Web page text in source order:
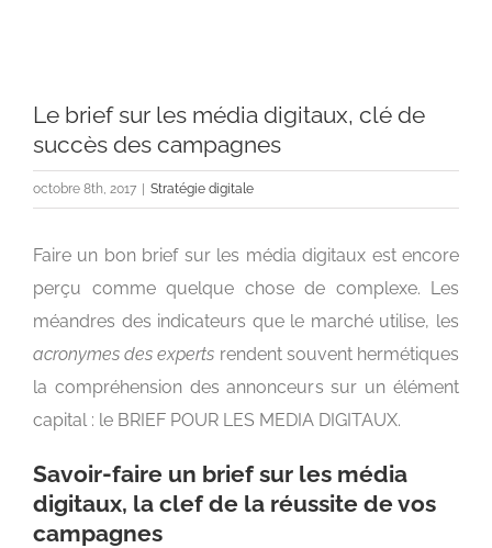
Le brief sur les média digitaux, clé de
succès des campagnes
octobre 8th, 2017 Stratégie digitale
Faire un bon brief sur les média digitaux est encore
perçu comme quelque chose de complexe. Les
méandres des indicateurs que le marché utilise, les
acronymes des experts rendent souvent hermétiques
la compréhension des annonceurs sur un élément
capital : le BRIEF POUR LES MEDIA DIGITAUX.
Savoir-faire un brief sur les média
digitaux, la clef de la réussite de vos
campagnes